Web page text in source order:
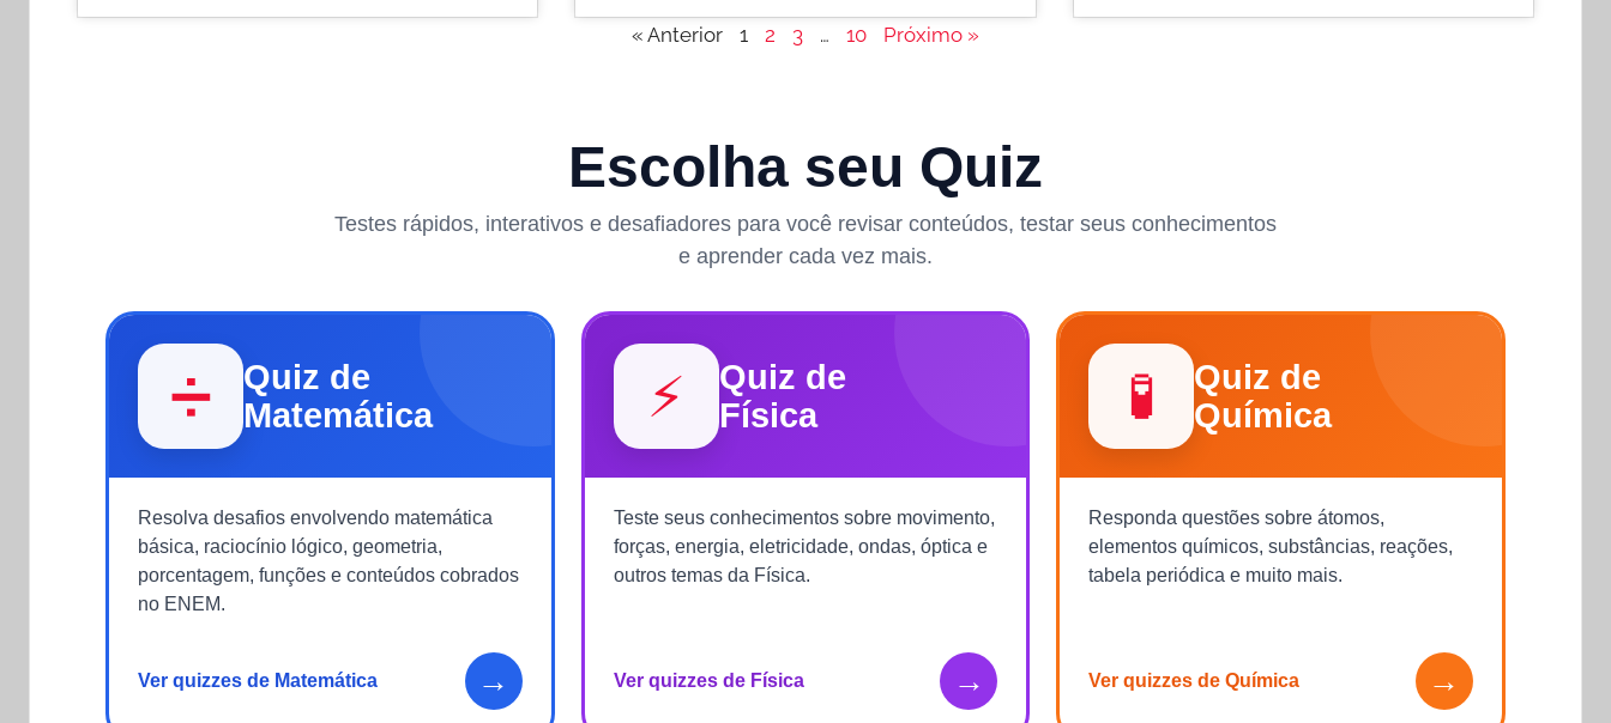
« Anterior 1 2 3 … 10 Próximo »
Escolha seu Quiz
Testes rápidos, interativos e desafiadores para você revisar conteúdos, testar seus conhecimentos
e aprender cada vez mais.
➗
Quiz de
Matemática
Resolva desafios envolvendo matemática
básica, raciocínio lógico, geometria,
porcentagem, funções e conteúdos cobrados
no ENEM.
Ver quizzes de Matemática →
⚡
Quiz de
Física
Teste seus conhecimentos sobre movimento,
forças, energia, eletricidade, ondas, óptica e
outros temas da Física.
Ver quizzes de Física →
🧪
Quiz de
Química
Responda questões sobre átomos,
elementos químicos, substâncias, reações,
tabela periódica e muito mais.
Ver quizzes de Química →